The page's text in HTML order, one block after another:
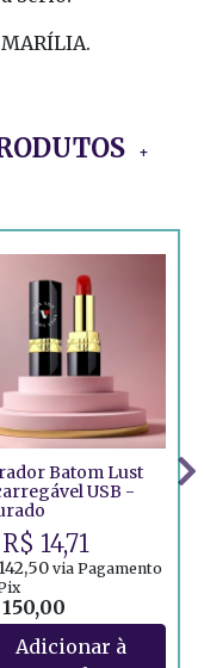
MARÍLIA.
Batom Lust
USB -
R$ 14,71
via Pagamento